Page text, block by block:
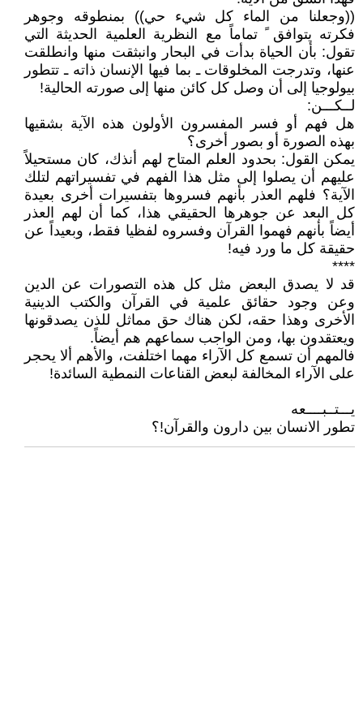
((وجعلنا من الماء كل شيء حي)) بمنطوقه وجوهر
فكرته يتوافق ً تماماً مع النظرية العلمية الحديثة التي
تقول: بأن الحياة بدأت في البحار وانبثقت منها وانطلقت
عنها، وتدرجت المخلوقات ـ بما فيها الإنسان ذاته ـ تتطور
بيولوجيا إلى أن وصل كل كائن منها إلى صورته الحالية!
لــكـــن:
هل فهم أو فسر المفسرون الأولون هذه الآية بشقيها
بهذه الصورة أو بصور أخرى؟
يمكن القول: بحدود العلم المتاح لهم أنذك، كان مستحيلاً
عليهم أن يصلوا إلى مثل هذا الفهم في تفسيراتهم لتلك
الآية؟ فلهم العذر بأنهم فسروها بتفسيرات أخرى بعيدة
كل البعد عن جوهرها الحقيقي هذا، كما أن لهم العذر
أيضاً بأنهم فهموا القرآن وفسروه لفظيا فقط، وبعيداً عن
حقيقة كل ما ورد فيه!
****
قد لا يصدق البعض مثل كل هذه التصورات عن الدين
وعن وجود حقائق علمية في القرآن والكتب الدينية
الأخرى وهذا حقه، لكن هناك حق مماثل للذن يصدقونها
ويعتقدون بها، ومن الواجب سماعهم هم أيضاً.
فالمهم أن تسمع كل الآراء مهما اختلفت، والأهم ألا يحجر
على الآراء المخالفة لبعض القناعات النمطية السائدة!
يـــتــبــــعه
تطور الانسان بين دارون والقرآن!؟